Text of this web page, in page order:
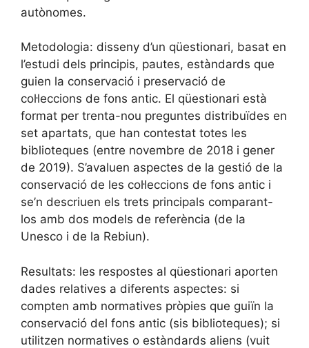
autònomes.
Metodologia: disseny d’un qüestionari, basat en
l’estudi dels principis, pautes, estàndards que
guien la conservació i preservació de
col·leccions de fons antic. El qüestionari està
format per trenta-nou preguntes distribuïdes en
set apartats, que han contestat totes les
biblioteques (entre novembre de 2018 i gener
de 2019). S’avaluen aspectes de la gestió de la
conservació de les col·leccions de fons antic i
se’n descriuen els trets principals comparant-
los amb dos models de referència (de la
Unesco i de la Rebiun).
Resultats: les respostes al qüestionari aporten
dades relatives a diferents aspectes: si
compten amb normatives pròpies que guiïn la
conservació del fons antic (sis biblioteques); si
utilitzen normatives o estàndards aliens (vuit